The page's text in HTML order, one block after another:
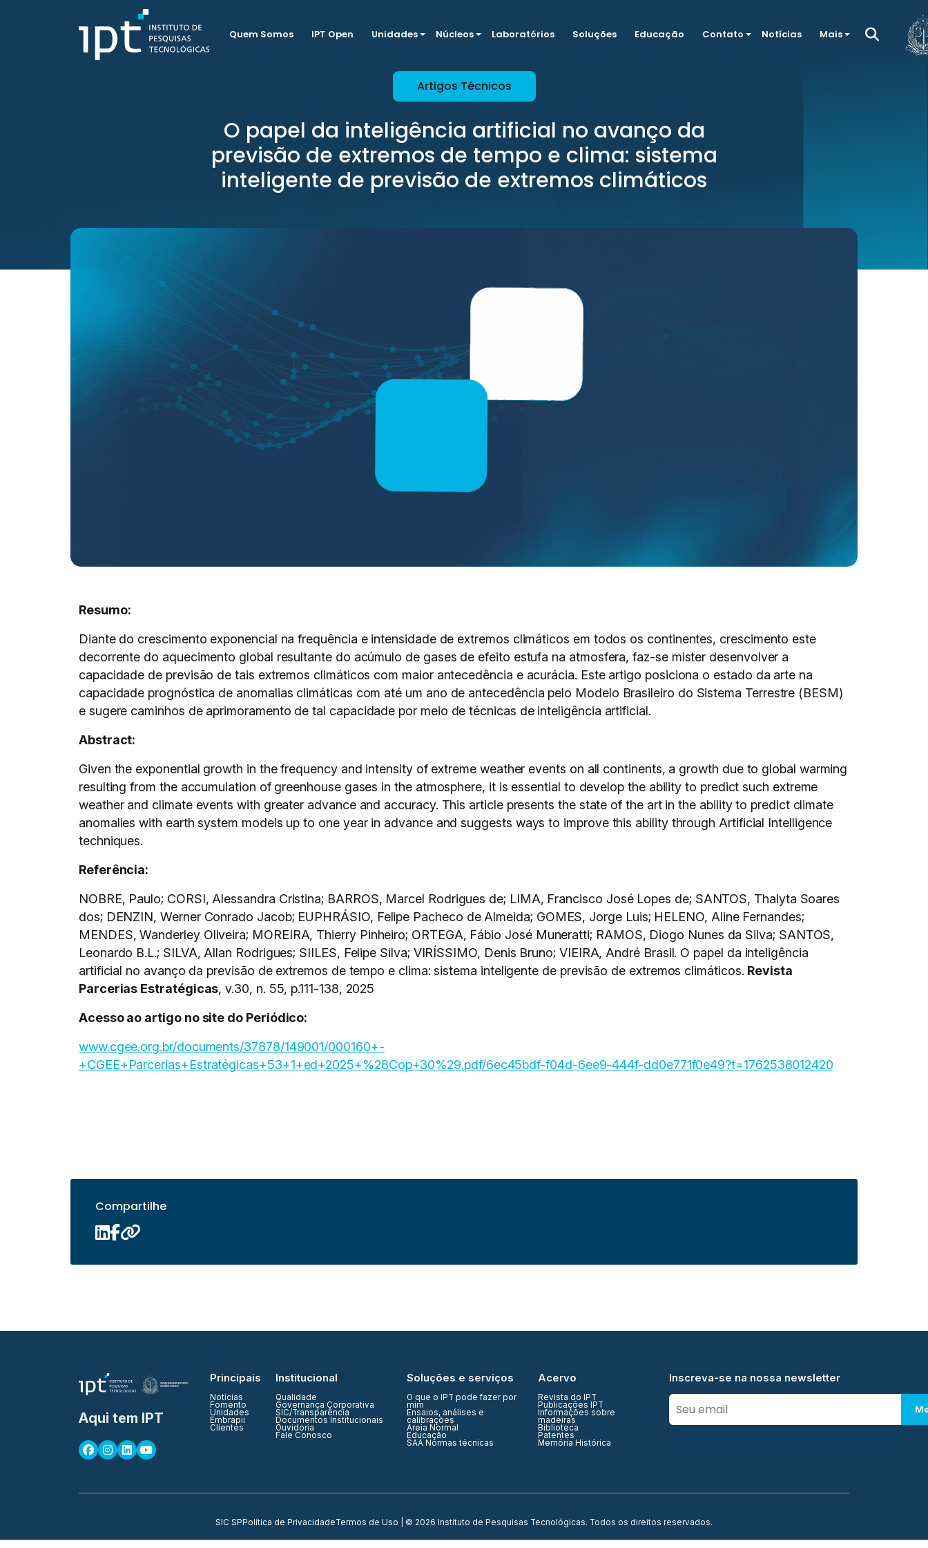
Quem Somos IPT Open Unidades Núcleos Laboratórios Soluções Educação Contato Notícias Mais
Artigos Técnicos
O papel da inteligência artificial no avanço da
previsão de extremos de tempo e clima: sistema
inteligente de previsão de extremos climáticos
Resumo:
Diante do crescimento exponencial na frequência e intensidade de extremos climáticos em todos os continentes, crescimento este
decorrente do aquecimento global resultante do acúmulo de gases de efeito estufa na atmosfera, faz-se mister desenvolver a
capacidade de previsão de tais extremos climáticos com maior antecedência e acurácia. Este artigo posiciona o estado da arte na
capacidade prognóstica de anomalias climáticas com até um ano de antecedência pelo Modelo Brasileiro do Sistema Terrestre (BESM)
e sugere caminhos de aprimoramento de tal capacidade por meio de técnicas de inteligência artificial.
Abstract:
Given the exponential growth in the frequency and intensity of extreme weather events on all continents, a growth due to global warming
resulting from the accumulation of greenhouse gases in the atmosphere, it is essential to develop the ability to predict such extreme
weather and climate events with greater advance and accuracy. This article presents the state of the art in the ability to predict climate
anomalies with earth system models up to one year in advance and suggests ways to improve this ability through Artificial Intelligence
techniques.
Referência:
NOBRE, Paulo; CORSI, Alessandra Cristina; BARROS, Marcel Rodrigues de; LIMA, Francisco José Lopes de; SANTOS, Thalyta Soares
dos; DENZIN, Werner Conrado Jacob; EUPHRÁSIO, Felipe Pacheco de Almeida; GOMES, Jorge Luis; HELENO, Aline Fernandes;
MENDES, Wanderley Oliveira; MOREIRA, Thierry Pinheiro; ORTEGA, Fábio José Muneratti; RAMOS, Diogo Nunes da Silva; SANTOS,
Leonardo B.L.; SILVA, Allan Rodrigues; SIILES, Felipe Silva; VIRÍSSIMO, Denis Bruno; VIEIRA, André Brasil. O papel da inteligência
artificial no avanço da previsão de extremos de tempo e clima: sistema inteligente de previsão de extremos climáticos. Revista
Parcerias Estratégicas, v.30, n. 55, p.111-138, 2025
Acesso ao artigo no site do Periódico:
www.cgee.org.br/documents/37878/149001/000160+-
+CGEE+Parcerias+Estratégicas+53+1+ed+2025+%28Cop+30%29.pdf/6ec45bdf-f04d-6ee9-444f-dd0e771f0e49?t=1762538012420
Compartilhe
Aqui tem IPT
Principais
Notícias
Fomento
Unidades
Embrapii
Clientes
Institucional
Qualidade
Governança Corporativa
SIC/Transparência
Documentos Institucionais
Ouvidoria
Fale Conosco
Soluções e serviços
O que o IPT pode fazer por
mim
Ensaios, análises e
calibrações
Areia Normal
Educação
SAA Normas técnicas
Acervo
Revista do IPT
Publicações IPT
Informações sobre
madeiras
Biblioteca
Patentes
Memória Histórica
Inscreva-se na nossa newsletter
SIC SPPolítica de PrivacidadeTermos de Uso | © 2026 Instituto de Pesquisas Tecnológicas. Todos os direitos reservados.